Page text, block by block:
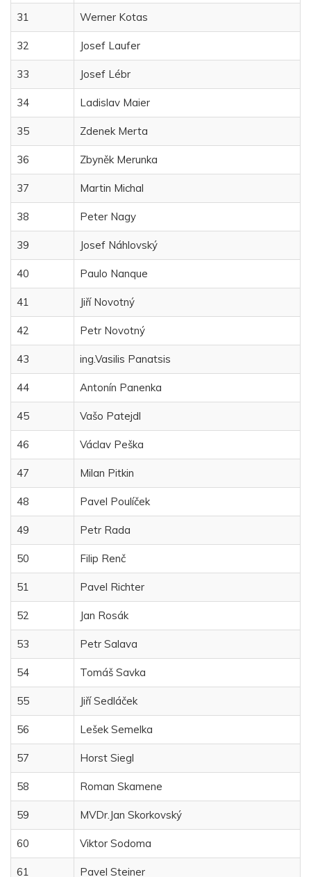
31 Werner Kotas
32 Josef Laufer
33 Josef Lébr
34 Ladislav Maier
35 Zdenek Merta
36 Zbyněk Merunka
37 Martin Michal
38 Peter Nagy
39 Josef Náhlovský
40 Paulo Nanque
41 Jiří Novotný
42 Petr Novotný
43 ing.Vasilis Panatsis
44 Antonín Panenka
45 Vašo Patejdl
46 Václav Peška
47 Milan Pitkin
48 Pavel Poulíček
49 Petr Rada
50 Filip Renč
51 Pavel Richter
52 Jan Rosák
53 Petr Salava
54 Tomáš Savka
55 Jiří Sedláček
56 Lešek Semelka
57 Horst Siegl
58 Roman Skamene
59 MVDr.Jan Skorkovský
60 Viktor Sodoma
61 Pavel Steiner